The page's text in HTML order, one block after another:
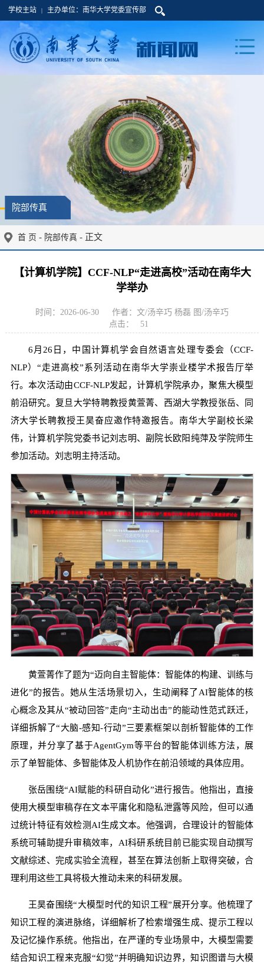
学校主站 | 主办单位：南华大学党委宣传部
院部传真
首 页 - 院部传真 - 正文
【计算机学院】CCF-NLP“走进高校”活动在南华大
学举办
时间：2026-06-30
作者：文/汤辛巧 杨磊 图/汤辛巧
点击：
51
6月26日，中国计算机学会自然语言处理专委会（CCF-
NLP）“走进高校”系列活动在南华大学崇业楼学术报告厅举
行。本次活动由CCF-NLP发起，计算机学院承办，聚焦大模型
前沿研究。复旦大学特聘教授黄萱菁、西湖大学教授张岳、同
济大学长聘教授王昊奋应邀作特邀报告。南华大学副校长梁
伟，计算机学院党委书记刘志明、副院长欧阳纯萍及学院师生
参加活动。刘志明主持活动。
黄萱菁作了题为“迈向自主智能体：智能体的构建、训练与
进化”的报告。她从生活场景切入，生动阐释了AI智能体的核
心概念及其从“被动回答”走向“主动出击”的能动性范式跃迁，
详细拆解了“大脑-感知-行动”三要素框架以剖析智能体的工作
原理，并分享了基于AgentGym等平台的智能体训练方法，展
示了单智能体、多智能体及人机协作在前沿领域的具体应用。
张岳围绕“AI赋能的科研自动化”进行报告。他指出，直接
使用大模型审稿存在文本平庸化和隐私泄露等风险，但可以通
过统计特征有效检测AI生成文本。他强调，合理设计的智能体
系统可辅助提升审稿效率，AI科研系统目前已能实现自动撰写
文献综述、完成实验全流程，甚至在算法创新上取得突破，合
理利用这些工具将极大推动未来的科研发展。
王昊奋围绕“大模型时代的知识工程”展开分享。他梳理了
知识工程的演进脉络，详细解析了检索增强生成、提示工程以
及记忆操作系统。他指出，在严谨的专业场景中，大模型需要
结合知识工程来克服“幻觉”并明确知识边界，知识图谱与大模